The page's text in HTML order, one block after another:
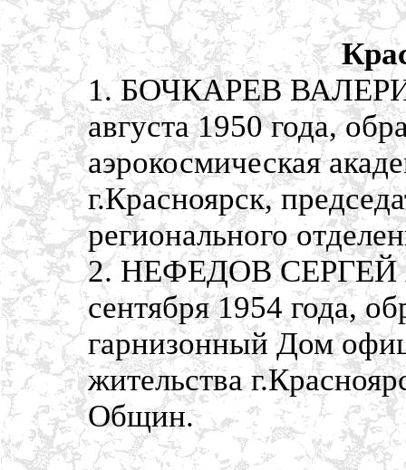
1. БОЧКАРЕВ
августа 1950 года,
аэрокосмическая
г.Красноярск,
регионального
2. НЕФЕДОВ СЕРГЕЙ
сентября 1954 года,
гарнизонный Дом
жительства
Общин.